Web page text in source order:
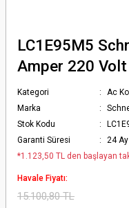
LC1E95M5
Amper 220 Volt
Kategori
Ac
Marka
Stok Kodu
Garanti Süresi
24 Ay
*1.123,50 TL den başlayan
Havale Fiyatı:
15.100,80 TL